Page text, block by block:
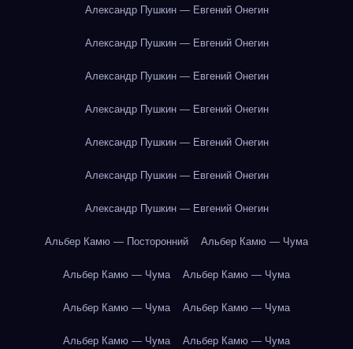
Александр Пушкин — Евгений Онегин
Александр Пушкин — Евгений Онегин
Александр Пушкин — Евгений Онегин
Александр Пушкин — Евгений Онегин
Александр Пушкин — Евгений Онегин
Александр Пушкин — Евгений Онегин
Александр Пушкин — Евгений Онегин
Альбер Камю — Посторонний Альбер Камю — Чума
Альбер Камю — Чума Альбер Камю — Чума
Альбер Камю — Чума Альбер Камю — Чума
Альбер Камю — Чума Альбер Камю — Чума